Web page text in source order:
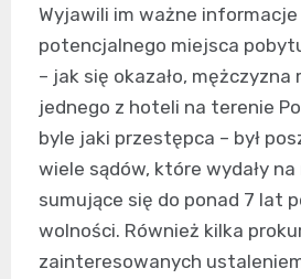
Wyjawili im ważne
potencjalnego miejsca
– jak się okazało, mężczyzna
jednego z hoteli na terenie
byle jaki przestępca – był
wiele sądów, które wydały
sumujące się do ponad 7 lat
wolności. Również kilka
zainteresowanych